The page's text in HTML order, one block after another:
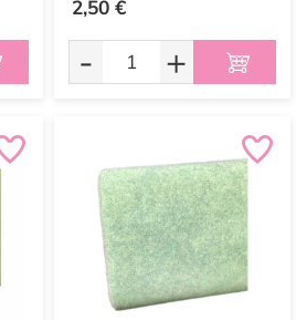
2,50 €
- +